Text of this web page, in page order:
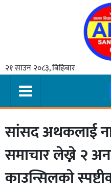
२१ साउन २०८३, बिहिबार
समाचार
मुख्य
समाचार
कुटनीती
अर्थ
रसरङ्ग
सांसद अथकलाई
समाचार लेख्ने २
काउन्सिलकाे